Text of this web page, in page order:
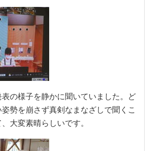
の様子を静かに聞いていました。ど
勢を崩さず真剣なまなざしで聞くこ
大変素晴らしいです。